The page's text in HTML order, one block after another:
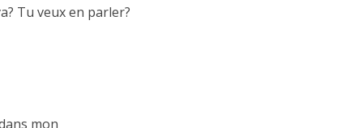
Tu veux en parler?
mon